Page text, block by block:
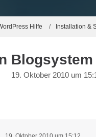
Hilfe Installation &
Blogsystem
19. Oktober 2010 um